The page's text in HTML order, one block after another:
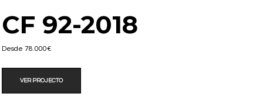
CF 92-2018
Desde 78.000€
VER PROJECTO